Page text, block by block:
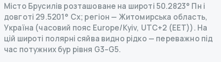
Місто Брусилів розташоване на широті 50.2823° Пн і
довготі 29.5201° Сх; регіон — Житомирська область,
Україна (часовий пояс Europe/Kyiv, UTC+2 (EET)). На
цій широті полярні сяйва видно рідко — переважно під
час потужних бур рівня G3–G5.